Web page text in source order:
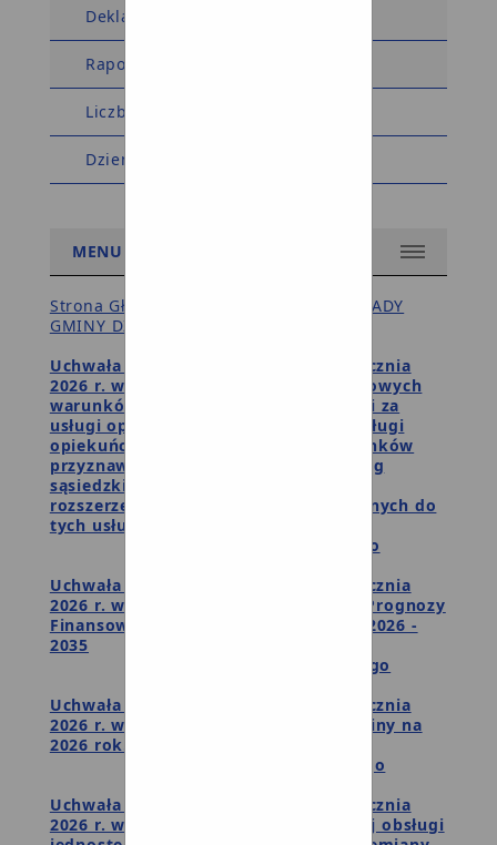
Deklaracja dostępności
Raport dostępności
Liczba wyświetleń: 5574563
Dziennik zmian w BIP
MENU
Strona Główna BIP Gminy
UCHWAŁY RADY
GMINY DZIEMIANY - rok 2026
Uchwała Nr XXIV/133/26 z dnia 28 stycznia
2026 r. w sprawie określenia szczegółowych
warunków przyznawania i odpłatności za
usługi opiekuńcze i specjalistyczne usługi
opiekuńcze oraz szczegółowych warunków
przyznawania, wymiaru i zakresu usług
sąsiedzkich, sposobu ich rozliczania i
rozszerzenia katalogu osób uprawnionych do
tych usług
Wyniki głosowania imiennego
Uchwała Nr XXIV/134/26 z dnia 28 stycznia
2026 r. w sprawie zmian Wieloletniej Prognozy
Finansowej Gminy Dziemiany na lata 2026 -
2035
Wyniki głosowania imiennego
Uchwała Nr XXIV/135/26 z dnia 28 stycznia
2026 r. w sprawie zmiany budżetu gminy na
2026 rok.
Wyniki głosowania imiennego
Uchwała Nr XXIV/136/26 z dnia 28 stycznia
2026 r. w sprawie organizacji wspólnej obsługi